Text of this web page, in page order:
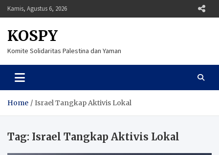
Skip
to
Kamis, Agustus 6, 2026
KOSPY
Komite Solidaritas Palestina dan Yaman
Home Israel Tangkap Aktivis Lokal
Tag: Israel Tangkap Aktivis Lokal